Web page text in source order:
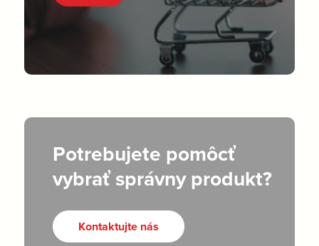
Potrebujete pomôcť
vybrať správny produkt?
Kontaktujte nás